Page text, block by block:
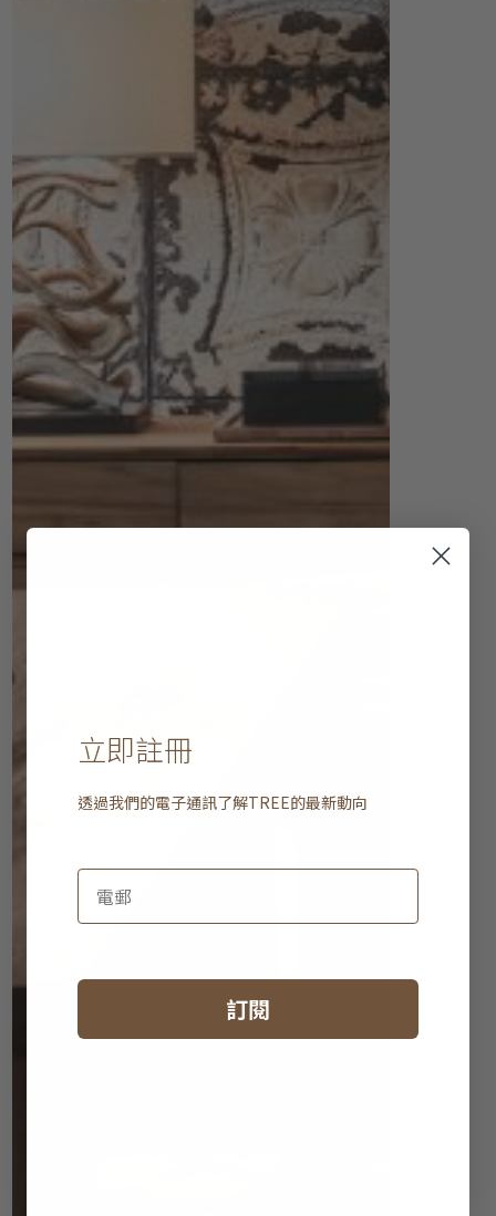
立即註冊
透過我們的電子通訊了解TREE的最新動向
訂閱